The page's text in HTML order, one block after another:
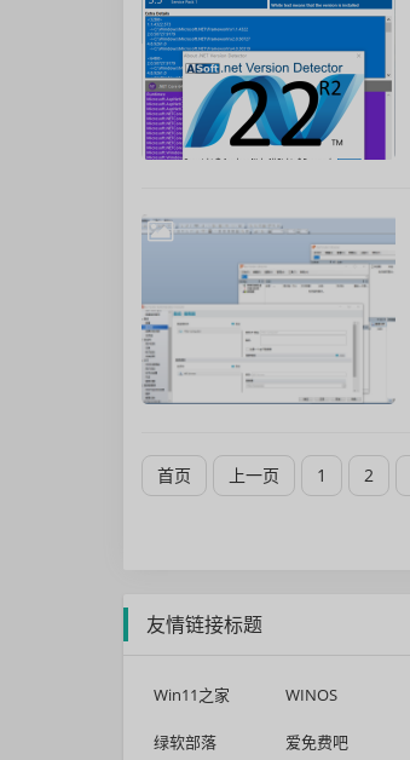
首页 上一页 1 2
友情链接标题
Win11之家 WINOS
绿软部落 爱免费吧